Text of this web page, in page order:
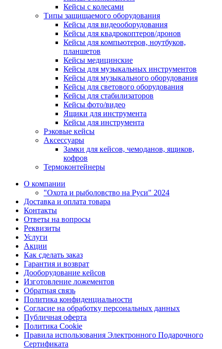
Кейсы с колесами
Типы защищаемого оборудования
Кейсы для видеооборудования
Кейсы для квадрокоптеров/дронов
Кейсы для компьютеров, ноутбуков,
планшетов
Кейсы медицинские
Кейсы для музыкальных инструментов
Кейсы для музыкального оборудования
Кейсы для светового оборудования
Кейсы для стабилизаторов
Кейсы фото/видео
Ящики для инструмента
Кейсы для инструмента
Рэковые кейсы
Аксессуары
Замки для кейсов, чемоданов, ящиков,
кофров
Термоконтейнеры
О компании
"Охота и рыболовство на Руси" 2024
Доставка и оплата товара
Контакты
Ответы на вопросы
Реквизиты
Услуги
Акции
Как сделать заказ
Гарантия и возврат
Дооборудование кейсов
Изготовление ложементов
Обратная связь
Политика конфиденциальности
Согласие на обработку персональных данных
Публичная оферта
Политика Cookie
Правила использования Электронного Подарочного
Сертификата